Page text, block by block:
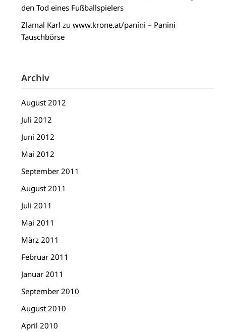
den Tod eines Fußballspielers
Zlamal Karl zuwww.krone.at/panini – Panini
Tauschbörse
Archiv
August 2012
Juli 2012
Juni 2012
Mai 2012
September 2011
August 2011
Juli 2011
Mai 2011
März 2011
Februar 2011
Januar 2011
September 2010
August 2010
April 2010